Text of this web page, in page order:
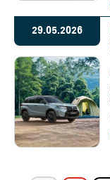
29.05.2026